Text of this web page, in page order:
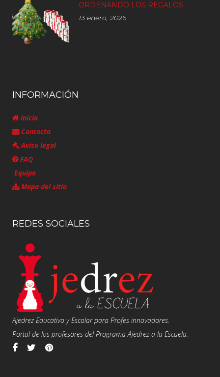
ORDENANDO LOS REGALOS
13 enero, 2026
INFORMACIÓN
Inicio
Contacto
Aviso legal
FAQ
Equipo
Mapa del sitio
REDES SOCIALES
Ajedrez Educativo y Escolar para Profes innovadores.
Portal de los profesores del Programa Ajedrez a la Escuela.